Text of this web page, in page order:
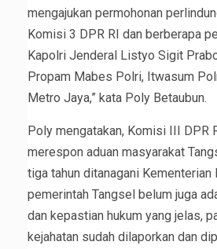
mengajukan permohonan
Komisi 3 DPR RI dan berberapa
Kapolri Jenderal Listyo Sigit
Propam Mabes Polri, Itwasum
Metro Jaya,” kata Poly Betaubun.
Poly mengatakan, Komisi III DPR
merespon aduan masyarakat
tiga tahun ditanagani Kementerian
pemerintah Tangsel belum juga
dan kepastian hukum yang jelas,
kejahatan sudah dilaporkan dan